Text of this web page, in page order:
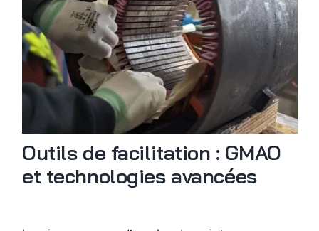
Outils de facilitation : GMAO
et technologies avancées